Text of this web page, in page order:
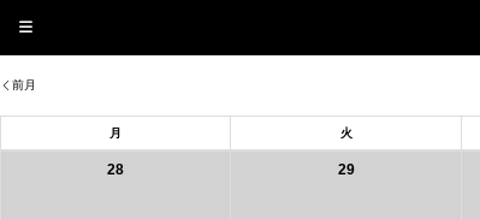
前月
月 火
28 29